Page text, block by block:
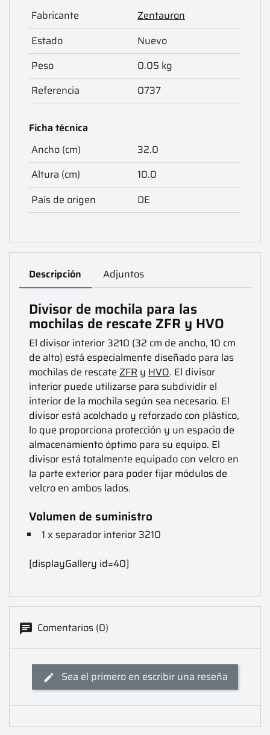
Fabricante
Zentauron
Estado
Nuevo
Peso
0.05 kg
Referencia
0737
Ficha técnica
Ancho (cm)
32.0
Altura (cm)
10.0
País de origen
DE
Descripción Adjuntos
Divisor de mochila para las
mochilas de rescate ZFR y HVO
El divisor interior 3210 (32 cm de ancho, 10 cm
de alto) está especialmente diseñado para las
mochilas de rescateZFR y HVO. El divisor
interior puede utilizarse para subdividir el
interior de la mochila según sea necesario. El
divisor está acolchado y reforzado con plástico,
lo que proporciona protección y un espacio de
almacenamiento óptimo para su equipo. El
divisor está totalmente equipado con velcro en
la parte exterior para poder fijar módulos de
velcro en ambos lados.
Volumen de suministro
1 x separador interior 3210
[displayGallery id=40]
Comentarios (0)
Sea el primero en escribir una reseña